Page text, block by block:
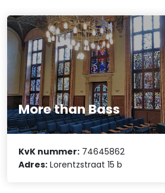
More than Bass
KvK nummer: 74645862
Adres: Lorentzstraat 15 b